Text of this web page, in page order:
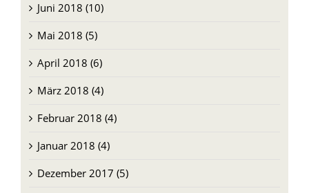
Juni 2018 (10)
Mai 2018 (5)
April 2018 (6)
März 2018 (4)
Februar 2018 (4)
Januar 2018 (4)
Dezember 2017 (5)